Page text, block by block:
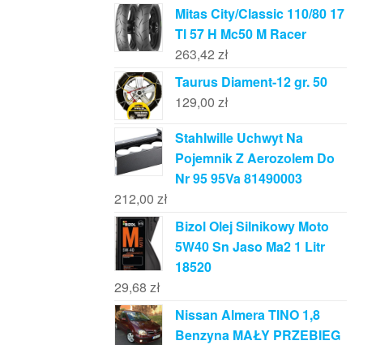
Mitas City/Classic 110/80 17
Tl 57 H Mc50 M Racer
263,42 zł
Taurus Diament-12 gr. 50
129,00 zł
Stahlwille Uchwyt Na
Pojemnik Z Aerozolem Do
Nr 95 95Va 81490003
212,00 zł
Bizol Olej Silnikowy Moto
5W40 Sn Jaso Ma2 1 Litr
18520
29,68 zł
Nissan Almera TINO 1,8
Benzyna MAŁY PRZEBIEG